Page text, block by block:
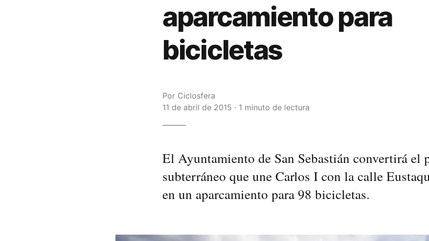
aparcamiento para
bicicletas
Por Ciclosfera
11 de abril de 2015 · 1 minuto de lectura
El Ayuntamiento de San Sebastián convertirá el
subterráneo que une Carlos I con la calle
en un aparcamiento para 98 bicicletas.